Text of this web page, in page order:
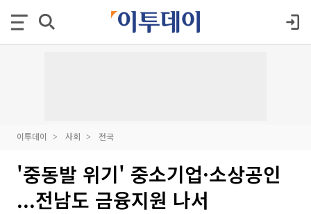
이투데이 사회 전국
'중동발 위기' 중소기업·소상공인
...전남도 금융지원 나서